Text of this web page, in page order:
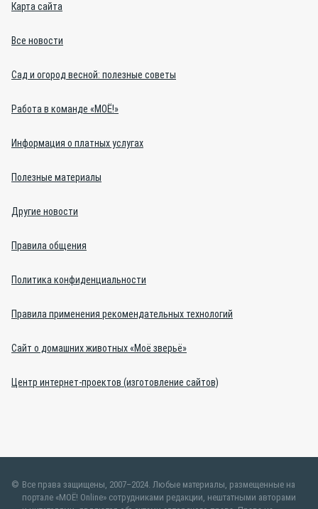
Карта сайта
Все новости
Сад и огород весной: полезные советы
Работа в команде «МОЁ!»
Информация о платных услугах
Полезные материалы
Другие новости
Правила общения
Политика конфиденциальности
Правила применения рекомендательных технологий
Сайт о домашних животных «Моё зверьё»
Центр интернет-проектов (изготовление сайтов)
Все права защищены, 2007–2024. Любые материалы, размещенные на
портале «МОЁ! Online» сотрудниками редакции, нештатными авторами